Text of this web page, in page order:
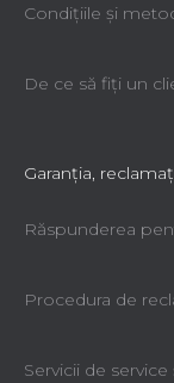
Condiţiile şi
De ce să fiţi un
Garanţia,
Răspunderea
Procedura de
Servicii de